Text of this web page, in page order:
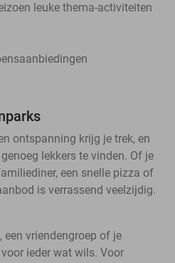
leuke thema-activiteiten
ontspanning krijg je trek, en
lekkers te vinden. Of je
een snelle pizza of
is verrassend veelzijdig.
een vriendengroep of je
ieder wat wils. Voor